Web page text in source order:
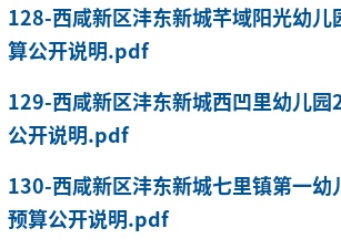
128-西咸新区沣东新城芊域阳光幼
算公开说明.pdf
129-西咸新区沣东新城西凹里幼儿
公开说明.pdf
130-西咸新区沣东新城七里镇第一
预算公开说明.pdf